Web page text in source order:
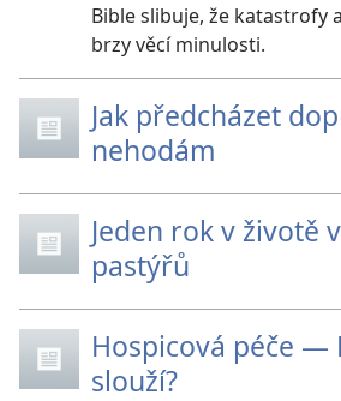
Bible slibuje, že katastrofy
brzy věcí minulosti.
Jak předcházet
nehodám
Jeden rok v životě
pastýřů
Hospicová péče —
slouží?